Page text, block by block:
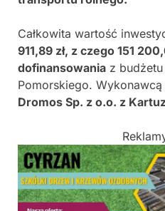
Całkowita wartość
911,89 zł, z czego 151
dofinansowania z
Pomorskiego.
Dromos Sp. z o.o. z